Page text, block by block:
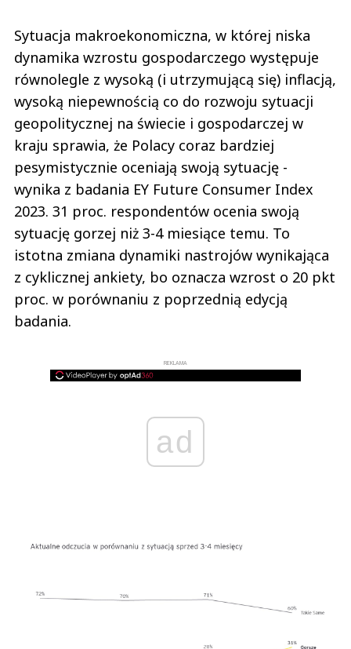
Sytuacja makroekonomiczna, w której niska
dynamika wzrostu gospodarczego występuje
równolegle z wysoką (i utrzymującą się) inflacją,
wysoką niepewnością co do rozwoju sytuacji
geopolitycznej na świecie i gospodarczej w
kraju sprawia, że Polacy coraz bardziej
pesymistycznie oceniają swoją sytuację -
wynika z badania EY Future Consumer Index
2023. 31 proc. respondentów ocenia swoją
sytuację gorzej niż 3-4 miesiące temu. To
istotna zmiana dynamiki nastrojów wynikająca
z cyklicznej ankiety, bo oznacza wzrost o 20 pkt
proc. w porównaniu z poprzednią edycją
badania.
REKLAMA
ad